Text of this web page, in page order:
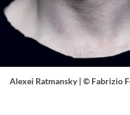
Alexei Ratmansky | © Fabrizio